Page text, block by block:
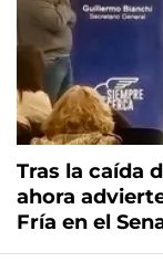
Tras la caída
ahora
Fría en el